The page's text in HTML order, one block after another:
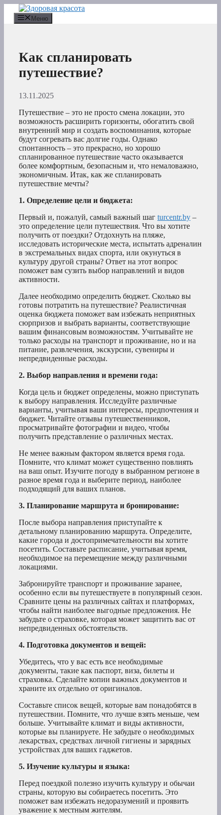
Перейти
содержимому
Меню
Как спланировать
путешествие?
13.11.2025
Путешествие – это не просто смена локации, это
возможность расширить горизонты, обогатить свой
внутренний мир и создать воспоминания, которые
будут согревать вас долгие годы. Однако
спонтанность – это прекрасно, но хорошо
спланированное путешествие часто оказывается
более комфортным, безопасным и, что немаловажно,
экономичным. Итак, как же спланировать
путешествие мечты?
1. Определение цели и бюджета:
Первый и, пожалуй, самый важный шаг turcentr.by –
это определение цели путешествия. Что вы хотите
получить от поездки? Отдохнуть на пляже,
исследовать исторические места, испытать адреналин
в экстремальных видах спорта, или окунуться в
культуру другой страны? Ответ на этот вопрос
поможет вам сузить выбор направлений и видов
активности.
Далее необходимо определить бюджет. Сколько вы
готовы потратить на путешествие? Реалистичная
оценка бюджета поможет вам избежать неприятных
сюрпризов и выбрать варианты, соответствующие
вашим финансовым возможностям. Учитывайте не
только расходы на транспорт и проживание, но и на
питание, развлечения, экскурсии, сувениры и
непредвиденные расходы.
2. Выбор направления и времени года:
Когда цель и бюджет определены, можно приступать
к выбору направления. Исследуйте различные
варианты, учитывая ваши интересы, предпочтения и
бюджет. Читайте отзывы путешественников,
просматривайте фотографии и видео, чтобы
получить представление о различных местах.
Не менее важным фактором является время года.
Помните, что климат может существенно повлиять
на ваш опыт. Изучите погоду в выбранном регионе в
разное время года и выберите период, наиболее
подходящий для ваших планов.
3. Планирование маршрута и бронирование:
После выбора направления приступайте к
детальному планированию маршрута. Определите,
какие города и достопримечательности вы хотите
посетить. Составьте расписание, учитывая время,
необходимое на перемещение между различными
локациями.
Забронируйте транспорт и проживание заранее,
особенно если вы путешествуете в популярный сезон.
Сравните цены на различных сайтах и платформах,
чтобы найти наиболее выгодные предложения. Не
забудьте о страховке, которая может защитить вас от
непредвиденных обстоятельств.
4. Подготовка документов и вещей:
Убедитесь, что у вас есть все необходимые
документы, такие как паспорт, виза, билеты и
страховка. Сделайте копии важных документов и
храните их отдельно от оригиналов.
Составьте список вещей, которые вам понадобятся в
путешествии. Помните, что лучше взять меньше, чем
больше. Учитывайте климат и виды активности,
которые вы планируете. Не забудьте о необходимых
лекарствах, средствах личной гигиены и зарядных
устройствах для ваших гаджетов.
5. Изучение культуры и языка:
Перед поездкой полезно изучить культуру и обычаи
страны, которую вы собираетесь посетить. Это
поможет вам избежать недоразумений и проявить
уважение к местным жителям.